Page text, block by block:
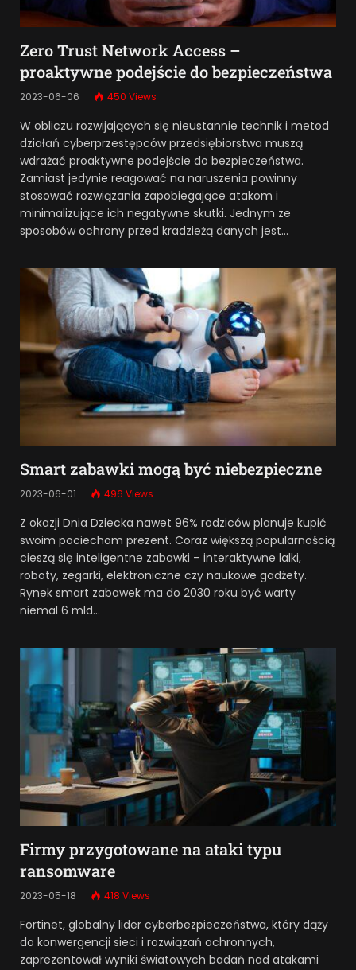
Zero Trust Network Access –
proaktywne podejście do bezpieczeństwa
2023-06-06 450 Views
W obliczu rozwijających się nieustannie technik i metod
działań cyberprzestępców przedsiębiorstwa muszą
wdrażać proaktywne podejście do bezpieczeństwa.
Zamiast jedynie reagować na naruszenia powinny
stosować rozwiązania zapobiegające atakom i
minimalizujące ich negatywne skutki. Jednym ze
sposobów ochrony przed kradzieżą danych jest…
Smart zabawki mogą być niebezpieczne
2023-06-01 496 Views
Z okazji Dnia Dziecka nawet 96% rodziców planuje kupić
swoim pociechom prezent. Coraz większą popularnością
cieszą się inteligentne zabawki – interaktywne lalki,
roboty, zegarki, elektroniczne czy naukowe gadżety.
Rynek smart zabawek ma do 2030 roku być warty
niemal 6 mld…
Firmy przygotowane na ataki typu
ransomware
2023-05-18 418 Views
Fortinet, globalny lider cyberbezpieczeństwa, który dąży
do konwergencji sieci i rozwiązań ochronnych,
zaprezentował wyniki światowych badań nad atakami